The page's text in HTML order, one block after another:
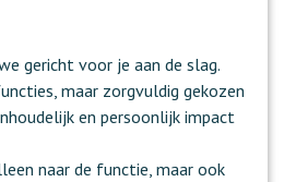
gericht voor je aan de slag.
maar zorgvuldig gekozen
en persoonlijk impact
naar de functie, maar ook